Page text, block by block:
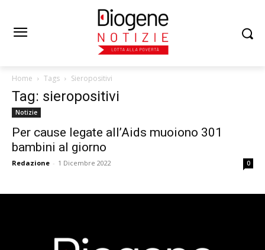
Home Tags Sieropositivi
Tag: sieropositivi
Notizie
Per cause legate all’Aids muoiono 301
bambini al giorno
Redazione - 1 Dicembre 2022 0